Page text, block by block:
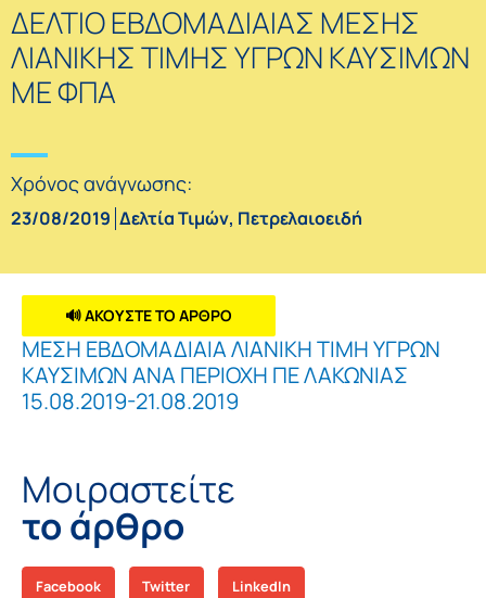
ΔΕΛΤΙΟ ΕΒΔΟΜΑΔΙΑΙΑΣ ΜΕΣΗΣ
ΛΙΑΝΙΚΗΣ ΤΙΜΗΣ ΥΓΡΩΝ ΚΑΥΣΙΜΩΝ
ΜΕ ΦΠΑ
Χρόνος ανάγνωσης:
23/08/2019 Δελτία Τιμών, Πετρελαιοειδή
🔊 ΑΚΟΥΣΤΕ ΤΟ ΑΡΘΡΟ
ΜΕΣΗ ΕΒΔΟΜΑΔΙΑΙΑ ΛΙΑΝΙΚΗ ΤΙΜΗ ΥΓΡΩΝ
ΚΑΥΣΙΜΩΝ ΑΝΑ ΠΕΡΙΟΧΗ ΠΕ ΛΑΚΩΝΙΑΣ
15.08.2019-21.08.2019
Μοιραστείτε
το άρθρο
Facebook Twitter LinkedIn